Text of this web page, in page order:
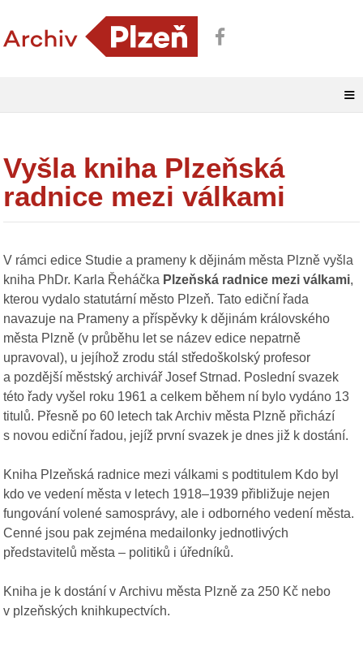
≡
Vyšla kniha Plzeňská
radnice mezi válkami
V rámci edice Studie a prameny k dějinám města Plzně vyšla
kniha PhDr. Karla Řeháčka Plzeňská radnice mezi válkami,
kterou vydalo statutární město Plzeň. Tato ediční řada
navazuje na Prameny a příspěvky k dějinám královského
města Plzně (v průběhu let se název edice nepatrně
upravoval), u jejíhož zrodu stál středoškolský profesor
a pozdější městský archivář Josef Strnad. Poslední svazek
této řady vyšel roku 1961 a celkem během ní bylo vydáno 13
titulů. Přesně po 60 letech tak Archiv města Plzně přichází
s novou ediční řadou, jejíž první svazek je dnes již k dostání.
Kniha Plzeňská radnice mezi válkami s podtitulem Kdo byl
kdo ve vedení města v letech 1918–1939 přibližuje nejen
fungování volené samosprávy, ale i odborného vedení města.
Cenné jsou pak zejména medailonky jednotlivých
představitelů města – politiků i úředníků.
Kniha je k dostání v Archivu města Plzně za 250 Kč nebo
v plzeňských knihkupectvích.